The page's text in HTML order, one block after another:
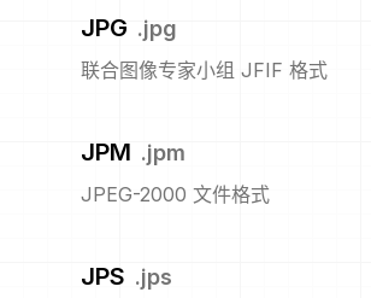
JPG .jpg
联合图像专家小组 JFIF 格式
JPM .jpm
JPEG-2000 文件格式
JPS .jps